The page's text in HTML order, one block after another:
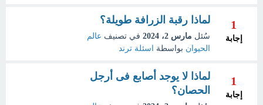
1
إجابة
لماذا رقبة الزرافة طويلة؟
سُئل مارس 2، 2024 في تصنيف عالم
الحيوان بواسطة اسئلة ترند
1
إجابة
لماذا لا يوجد أصابع فى أرجل
الحصان؟